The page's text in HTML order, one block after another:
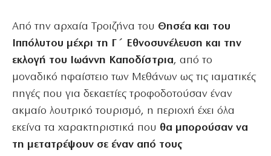
Από την αρχαία Τροιζήνα του Θησέα και του
Ιππόλυτου μέχρι τη Γ΄ Εθνοσυνέλευση και την
εκλογή του Ιωάννη Καποδίστρια, από το
μοναδικό ηφαίστειο των Μεθάνων ως τις ιαματικές
πηγές που για δεκαετίες τροφοδοτούσαν έναν
ακμαίο λουτρικό τουρισμό, η περιοχή έχει όλα
εκείνα τα χαρακτηριστικά που θα μπορούσαν να
τη μετατρέψουν σε έναν από τους